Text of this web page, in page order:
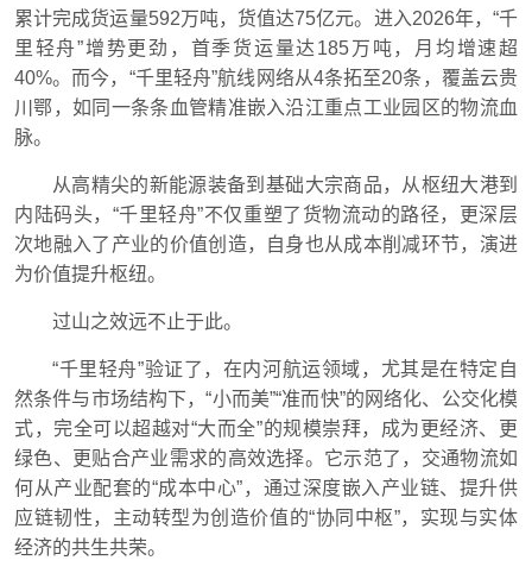
累计完成货运量592万吨，货值达75亿元。进入2026年，“千
里轻舟”增势更劲，首季货运量达185万吨，月均增速超
40%。而今，“千里轻舟”航线网络从4条拓至20条，覆盖云贵
川鄂，如同一条条血管精准嵌入沿江重点工业园区的物流血
脉。
从高精尖的新能源装备到基础大宗商品，从枢纽大港到
内陆码头，“千里轻舟”不仅重塑了货物流动的路径，更深层
次地融入了产业的价值创造，自身也从成本削减环节，演进
为价值提升枢纽。
过山之效远不止于此。
“千里轻舟”验证了，在内河航运领域，尤其是在特定自
然条件与市场结构下，“小而美”“准而快”的网络化、公交化模
式，完全可以超越对“大而全”的规模崇拜，成为更经济、更
绿色、更贴合产业需求的高效选择。它示范了，交通物流如
何从产业配套的“成本中心”，通过深度嵌入产业链、提升供
应链韧性，主动转型为创造价值的“协同中枢”，实现与实体
经济的共生共荣。